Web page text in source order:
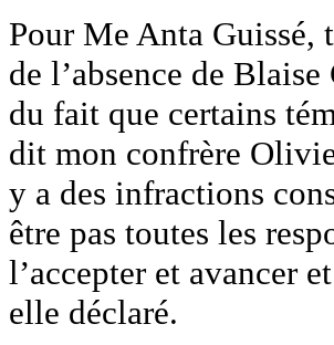
Pour Me Anta Guissé,
de l’absence de
du fait que certains
dit mon confrère
y a des infractions
être pas toutes les
l’accepter et avancer
elle déclaré.